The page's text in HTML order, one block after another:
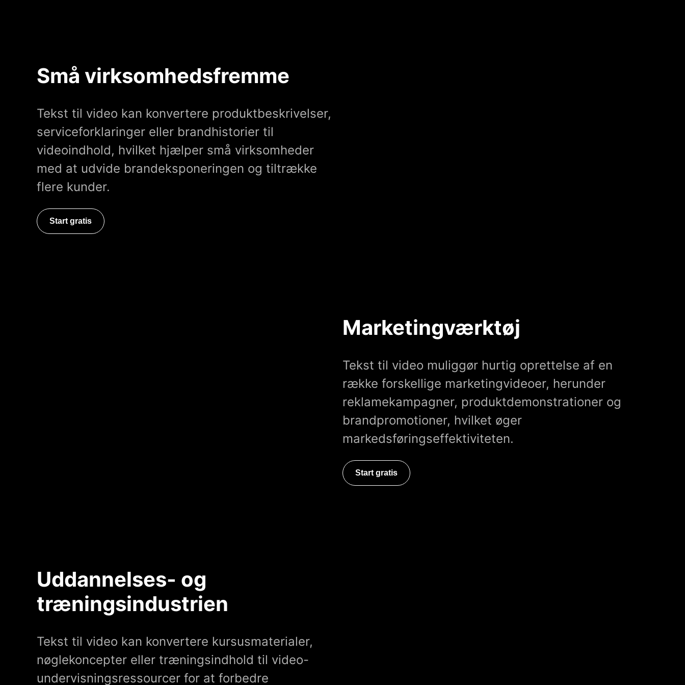
Små virksomhedsfremme
Tekst til video kan konvertere produktbeskrivelser,
serviceforklaringer eller brandhistorier til
videoindhold, hvilket hjælper små virksomheder
med at udvide brandeksponeringen og tiltrække
flere kunder.
Start gratis
Marketingværktøj
Tekst til video muliggør hurtig oprettelse af en
række forskellige marketingvideoer, herunder
reklamekampagner, produktdemonstrationer og
brandpromotioner, hvilket øger
markedsføringseffektiviteten.
Start gratis
Uddannelses- og
træningsindustrien
Tekst til video kan konvertere kursusmaterialer,
nøglekoncepter eller træningsindhold til video-
undervisningsressourcer for at forbedre